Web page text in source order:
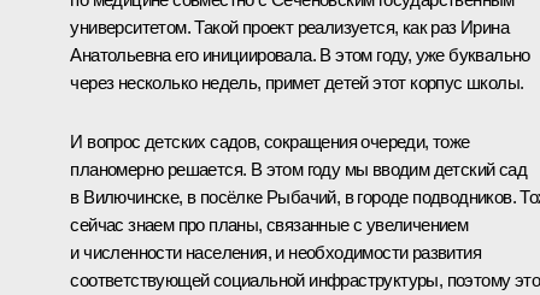
университетом. Такой проект реализуется, как раз Ирина
Анатольевна его инициировала. В этом году, уже буквально
через несколько недель, примет детей этот корпус школы.
И вопрос детских садов, сокращения очереди, тоже
планомерно решается. В этом году мы вводим детский сад
в Вилючинске, в посёлке Рыбачий, в городе подводников.
сейчас знаем про планы, связанные с увеличением
и численности населения, и необходимости развития
соответствующей социальной инфраструктуры, поэтому